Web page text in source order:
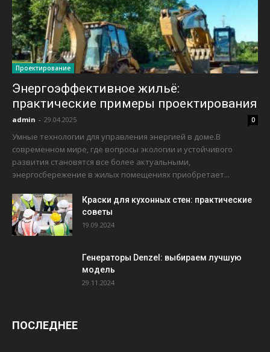
Проектирование
Энергоэффективное жильё:
практические примеры проектирования
admin - 29.04.2025 0
Умные технологии для управления энергией в доме.В
современном мире, где вопросы экологии и устойчивого
развития становятся все более актуальными,
энергосбережение в жилых помещениях приобретает...
Краски для кухонных стен: практические
советы
19.09.2024
Генераторы Denzel: выбираем лучшую
модель
29.11.2024
ПОСЛЕДНЕЕ